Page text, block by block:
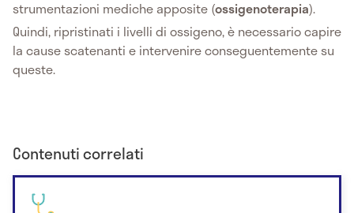
strumentazioni mediche apposite (ossigenoterapia).
Quindi, ripristinati i livelli di ossigeno, è necessario capire
la cause scatenanti e intervenire conseguentemente su
queste.
Contenuti correlati